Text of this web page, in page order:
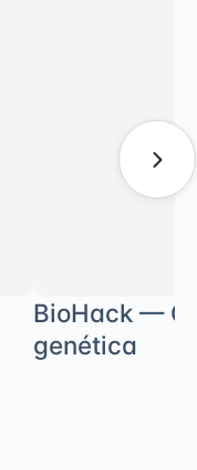
BioHack —
genética